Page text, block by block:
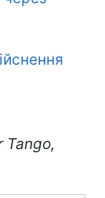
Tango,